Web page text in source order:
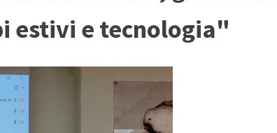
estivi e tecnologia"